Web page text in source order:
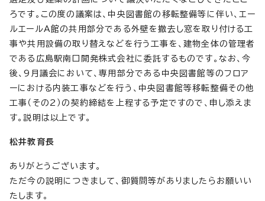
ろです。この度の議案は、中央図書館の移転整備等に伴い、エー
ルエールA館の共用部分である外壁を撤去し窓を取り付ける工
事や共用設備の取り替えなどを行う工事を、建物全体の管理者
である広島駅南口開発株式会社に委託するものです。なお、今
後、9月議会において、専用部分である中央図書館等のフロア
ーにおける内装工事などを行う、中央図書館等移転整備その他
工事（その2）の契約締結を上程する予定ですので、申し添えま
す。説明は以上です。
松井教育長
ありがとうございます。
ただ今の説明につきまして、御質問等がありましたらお願いい
たします。